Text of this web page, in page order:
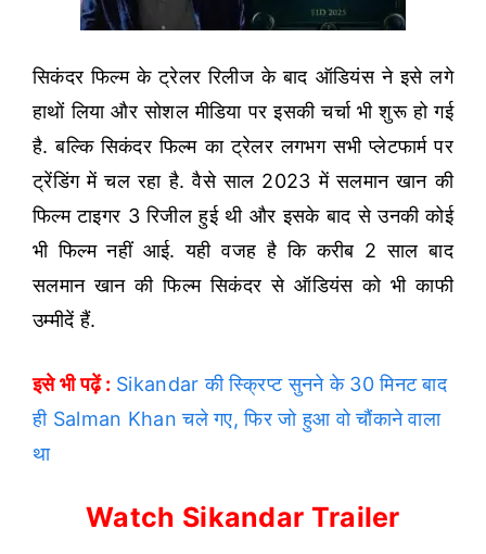
सिकंदर फिल्म के ट्रेलर रिलीज के बाद ऑडियंस ने इसे लगे
हाथों लिया और सोशल मीडिया पर इसकी चर्चा भी शुरू हो गई
है. बल्कि सिकंदर फिल्म का ट्रेलर लगभग सभी प्लेटफार्म पर
ट्रेंडिंग में चल रहा है. वैसे साल 2023 में सलमान खान की
फिल्म टाइगर 3 रिजील हुई थी और इसके बाद से उनकी कोई
भी फिल्म नहीं आई. यही वजह है कि करीब 2 साल बाद
सलमान खान की फिल्म सिकंदर से ऑडियंस को भी काफी
उम्मीदें हैं.
इसे भी पढ़ें : Sikandar की स्क्रिप्ट सुनने के 30 मिनट बाद
ही Salman Khan चले गए, फिर जो हुआ वो चौंकाने वाला
था
Watch Sikandar Trailer